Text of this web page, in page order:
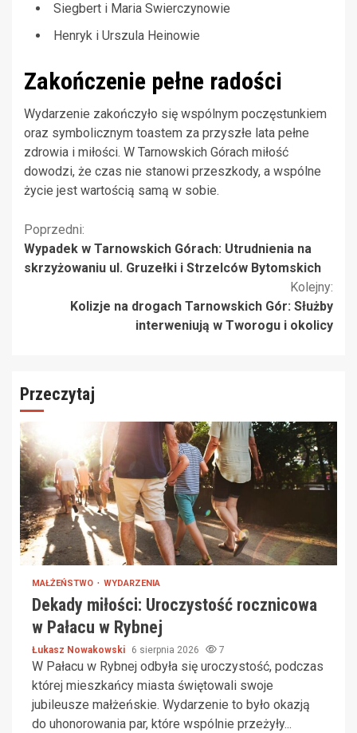
Siegbert i Maria Swierczynowie
Henryk i Urszula Heinowie
Zakończenie pełne radości
Wydarzenie zakończyło się wspólnym poczęstunkiem
oraz symbolicznym toastem za przyszłe lata pełne
zdrowia i miłości. W Tarnowskich Górach miłość
dowodzi, że czas nie stanowi przeszkody, a wspólne
życie jest wartością samą w sobie.
Kontynuuj
czytanie
Poprzedni:
Wypadek w Tarnowskich Górach: Utrudnienia na
skrzyżowaniu ul. Gruzełki i Strzelców Bytomskich
Kolejny:
Kolizje na drogach Tarnowskich Gór: Służby
interweniują w Tworogu i okolicy
Przeczytaj
MAŁŻEŃSTWO WYDARZENIA
Dekady miłości: Uroczystość rocznicowa
w Pałacu w Rybnej
Łukasz Nowakowski 6 sierpnia 2026 7
W Pałacu w Rybnej odbyła się uroczystość, podczas
której mieszkańcy miasta świętowali swoje
jubileusze małżeńskie. Wydarzenie to było okazją
do uhonorowania par, które wspólnie przeżyły...